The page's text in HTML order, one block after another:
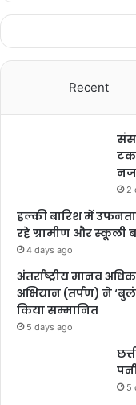
Recent
2
हल्की बारिश में
रहे ग्रामीण और स्कूली
4 days ago
अंतर्राष्ट्रीय मानव
अभियान (तर्पण) ने
किया सम्मानित
5 days ago
5